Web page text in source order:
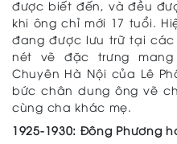
được biết đến, và đều
khi ông chỉ mới 17 tuổi.
đang được lưu trữ tại
nét vẽ đặc trưng
Chuyên Hà Nội của Lê
bức chân dung ông vẽ
cùng cha khác mẹ.
1925-1930: Đông Phương